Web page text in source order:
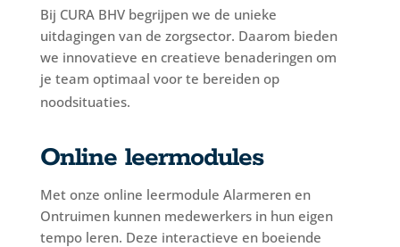
Bij CURA BHV begrijpen we de unieke
uitdagingen van de zorgsector. Daarom bieden
we innovatieve en creatieve benaderingen om
je team optimaal voor te bereiden op
noodsituaties.
Online leermodules
Met onze online leermodule Alarmeren en
Ontruimen kunnen medewerkers in hun eigen
tempo leren. Deze interactieve en boeiende